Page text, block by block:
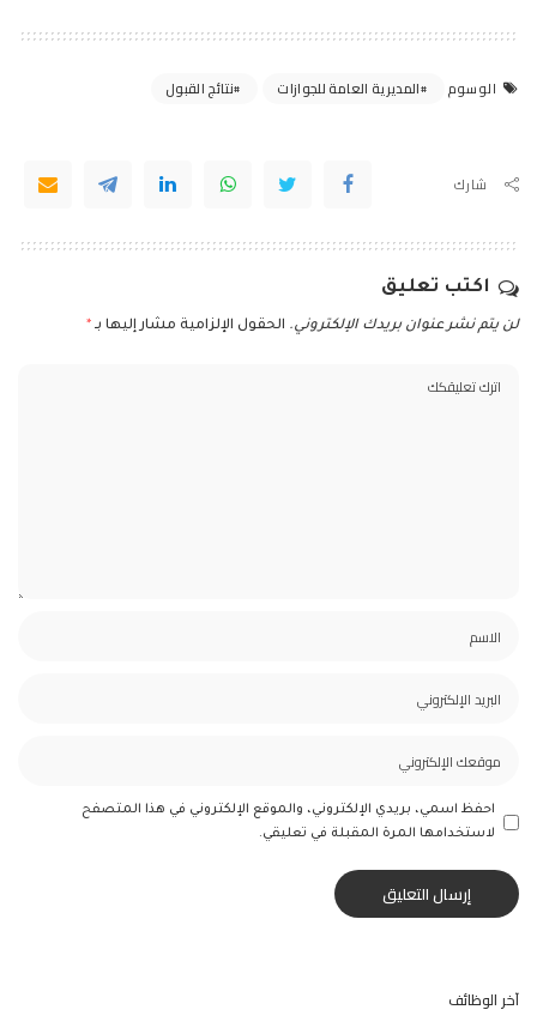
الوسوم المديرية العامة للجوازات نتائج القبول
شارك
اكتب تعليق
لن يتم نشر عنوان بريدك الإلكتروني. الحقول الإلزامية مشار إليها بـ *
احفظ اسمي، بريدي الإلكتروني، والموقع الإلكتروني في هذا المتصفح
لاستخدامها المرة المقبلة في تعليقي.
آخر الوظائف